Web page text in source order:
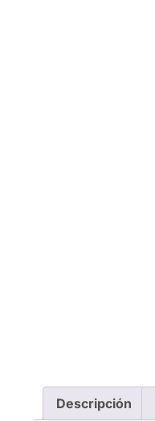
Descripción